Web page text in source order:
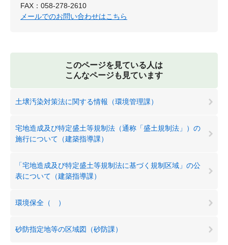
FAX：058-278-2610
メールでのお問い合わせはこちら
このページを見ている人は
こんなページも見ています
土壌汚染対策法に関する情報（環境管理課）
宅地造成及び特定盛土等規制法（通称「盛土規制法」）の
施行について（建築指導課）
「宅地造成及び特定盛土等規制法に基づく規制区域」の公
表について（建築指導課）
環境保全（ ）
砂防指定地等の区域図（砂防課）